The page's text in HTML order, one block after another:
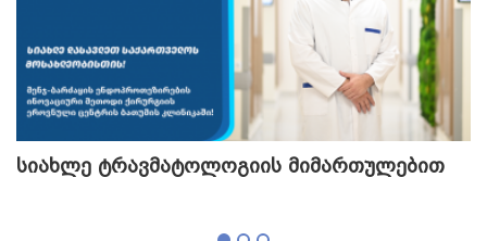
სიახლე ტრავმატოლოგიის მიმართულებით